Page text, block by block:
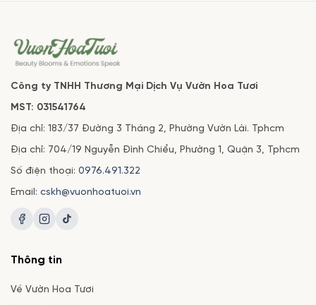
Công ty TNHH Thương Mại Dịch Vụ Vườn Hoa Tươi
MST: 031541764
Địa chỉ: 183/37 Đường 3 Tháng 2, Phường Vườn Lài. Tphcm
Địa chỉ: 704/19 Nguyễn Đình Chiểu, Phường 1, Quận 3, Tphcm
Số điện thoại: 0976.491.322
Email: cskh@vuonhoatuoi.vn
Thông tin
Về Vườn Hoa Tươi